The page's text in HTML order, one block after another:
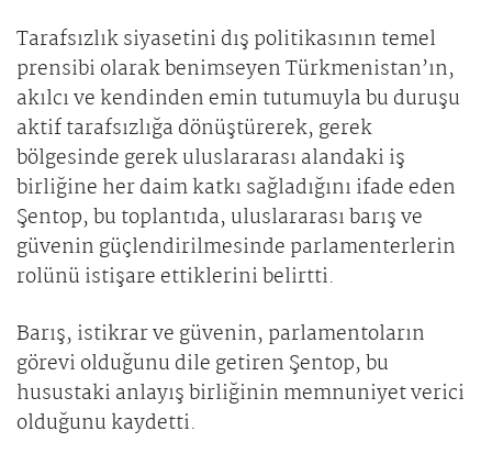
Tarafsızlık siyasetini dış politikasının temel
prensibi olarak benimseyen Türkmenistan’ın,
akılcı ve kendinden emin tutumuyla bu duruşu
aktif tarafsızlığa dönüştürerek, gerek
bölgesinde gerek uluslararası alandaki iş
birliğine her daim katkı sağladığını ifade eden
Şentop, bu toplantıda, uluslararası barış ve
güvenin güçlendirilmesinde parlamenterlerin
rolünü istişare ettiklerini belirtti.
Barış, istikrar ve güvenin, parlamentoların
görevi olduğunu dile getiren Şentop, bu
husustaki anlayış birliğinin memnuniyet verici
olduğunu kaydetti.